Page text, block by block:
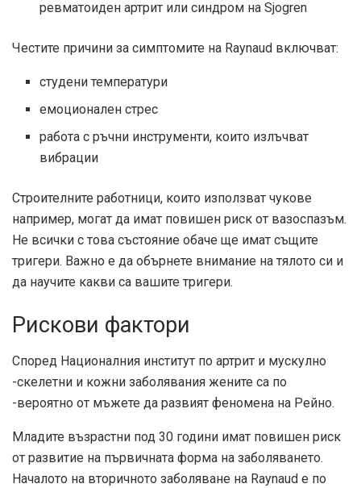
ревматоиден артрит или синдром на Sjogren
Честите причини за симптомите на Raynaud включват:
студени температури
емоционален стрес
работа с ръчни инструменти, които излъчват
вибрации
Строителните работници, които използват чукове
например, могат да имат повишен риск от вазоспазъм.
Не всички с това състояние обаче ще имат същите
тригери. Важно е да обърнете внимание на тялото си и
да научите какви са вашите тригери.
Рискови фактори
Според Националния институт по артрит и мускулно
-скелетни и кожни заболявания жените са по
-вероятно от мъжете да развият феномена на Рейно.
Младите възрастни под 30 години имат повишен риск
от развитие на първичната форма на заболяването.
Началото на вторичното заболяване на Raynaud е по